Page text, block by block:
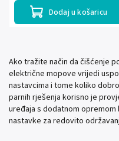
Dodaj u košaricu
Ako tražite način da čišćenje
električne mopove vrijedi
nastavcima i tome koliko
parnih rješenja korisno je
uređaja s dodatnom
nastavke za redovito